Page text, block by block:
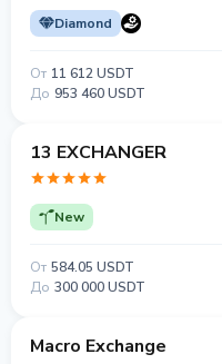
Diamond
От 11 612 USDT
До 953 460 USDT
13 EXCHANGER
New
От 584.05 USDT
До 300 000 USDT
Macro Exchange